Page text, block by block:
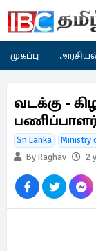
முகப்பு
வடக்கு -
Sri Lanka Ministry
By Raghav
2